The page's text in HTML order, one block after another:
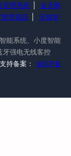
管理系统
金天鹅
慧酒店
天猫智
能系统、小度智能
牙强电无线客控
持备案：
渝ICP备